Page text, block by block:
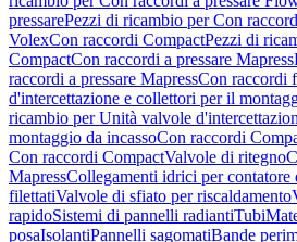
pressarePezzi di ricambio per Con
VolexCon raccordi CompactPezzi di
CompactCon raccordi a pressare Mapress
raccordi a pressare MapressCon raccordi
d'intercettazione e collettori per il
ricambio per Unità valvole
montaggio da incassoCon raccordi
Con raccordi CompactValvole di ritegno
MapressCollegamenti idrici per contatore
filettatiValvole di sfiato per riscaldamento
rapidoSistemi di pannelli radiantiTubi
posaIsolantiPannelli sagomatiBande